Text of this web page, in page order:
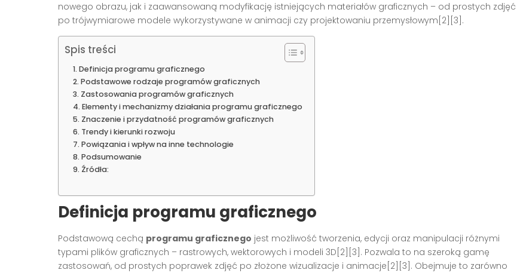
nowego obrazu, jak i zaawansowaną modyfikację istniejących materiałów graficznych – od prostych zdjęć
po trójwymiarowe modele wykorzystywane w animacji czy projektowaniu przemysłowym[2][3].
Spis treści
Definicja programu graficznego
Podstawowe rodzaje programów graficznych
Zastosowania programów graficznych
Elementy i mechanizmy działania programu graficznego
Znaczenie i przydatność programów graficznych
Trendy i kierunki rozwoju
Powiązania i wpływ na inne technologie
Podsumowanie
Źródła:
Definicja programu graficznego
Podstawową cechą programu graficznego jest możliwość tworzenia, edycji oraz manipulacji różnymi
typami plików graficznych – rastrowych, wektorowych i modeli 3D[2][3]. Pozwala to na szeroką gamę
zastosowań, od prostych poprawek zdjęć po złożone wizualizacje i animacje[2][3]. Obejmuje to zarówno